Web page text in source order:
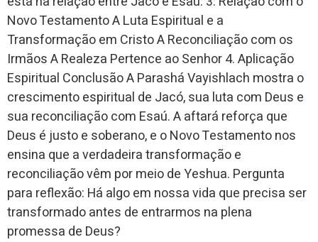
Novo Testamento A Luta Espiritual e a
Transformação em Cristo A Reconciliação com os
Irmãos A Realeza Pertence ao Senhor 4. Aplicação
Espiritual Conclusão A Parashá Vayishlach mostra o
crescimento espiritual de Jacó, sua luta com Deus e
sua reconciliação com Esaú. A aftará reforça que
Deus é justo e soberano, e o Novo Testamento nos
ensina que a verdadeira transformação e
reconciliação vêm por meio de Yeshua. Pergunta
para reflexão: Há algo em nossa vida que precisa ser
transformado antes de entrarmos na plena
promessa de Deus?